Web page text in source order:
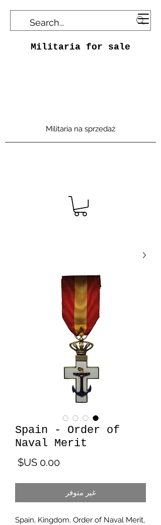
Militaria for sale
Militaria na sprzedaż
Spain - Order of
Naval Merit
غير متوفر
Spain, Kingdom. Order of Naval Merit,